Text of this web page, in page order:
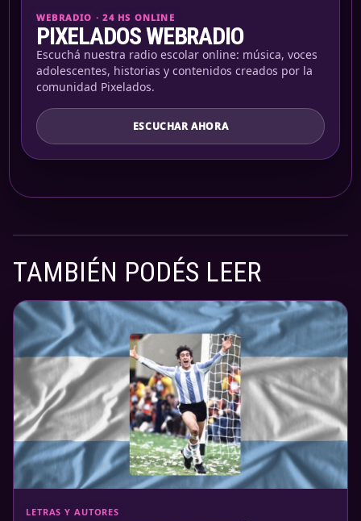
WEBRADIO · 24 HS ONLINE
PIXELADOS WEBRADIO
Escuchá nuestra radio escolar online: música, voces
adolescentes, historias y contenidos creados por la
comunidad Pixelados.
ESCUCHAR AHORA
TAMBIÉN PODÉS LEER
LETRAS Y AUTORES